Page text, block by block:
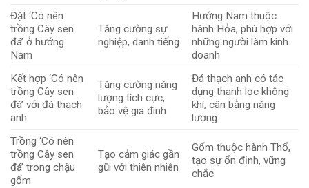
Đặt ‘Có nên
trồng Cây sen
đá’ ở hướng
Nam
Tăng cường sự
nghiệp, danh tiếng
Hướng Nam thuộc
hành Hỏa, phù hợp với
những người làm kinh
doanh
Kết hợp ‘Có nên
trồng Cây sen
đá’ với đá thạch
anh
Tăng cường năng
lượng tích cực,
bảo vệ gia đình
Đá thạch anh có tác
dụng thanh lọc không
khí, cân bằng năng
lượng
Trồng ‘Có nên
trồng Cây sen
đá’ trong chậu
gốm
Tạo cảm giác gần
gũi với thiên nhiên
Gốm thuộc hành Thổ,
tạo sự ổn định, vững
chắc